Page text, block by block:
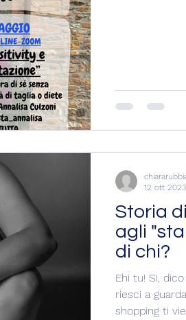
Storia
agli
di chi?
Ehi tu! Si,
riesci a
shopping ti
12 ott 2023